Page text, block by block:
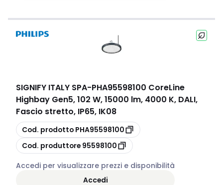
SIGNIFY ITALY SPA-PHA95598100 CoreLine
Highbay Gen5, 102 W, 15000 lm, 4000 K, DALI,
Fascio stretto, IP65, IK08
copia
Cod. prodotto PHA95598100
copia
Cod. produttore 95598100
Accedi per visualizzare prezzi e disponibilità
Accedi